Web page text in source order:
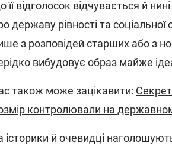
її відголосок відчувається й
державу рівності та
з розповідей старших або з
вибудовує образ майже
також може зацікавити:
контролювали на
історики й очевидці